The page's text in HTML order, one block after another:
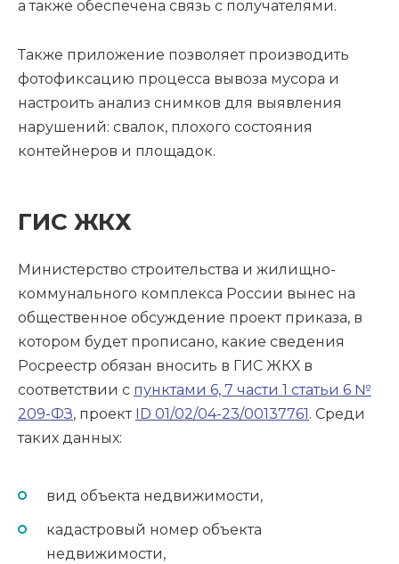
а также обеспечена связь с получателями.
Также приложение позволяет производить
фотофиксацию процесса вывоза мусора и
настроить анализ снимков для выявления
нарушений: свалок, плохого состояния
контейнеров и площадок.
ГИС ЖКХ
Министерство строительства и жилищно-
коммунального комплекса России вынес на
общественное обсуждение проект приказа, в
котором будет прописано, какие сведения
Росреестр обязан вносить в ГИС ЖКХ в
соответствии с пунктами 6, 7 части 1 статьи 6 №
209-ФЗ, проект ID 01/02/04-23/00137761. Среди
таких данных:
вид объекта недвижимости,
кадастровый номер объекта
недвижимости,